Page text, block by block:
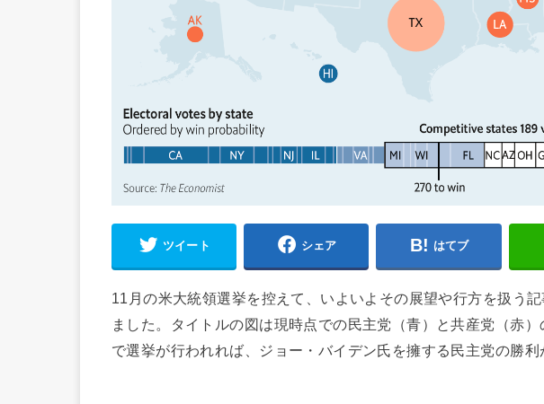
ツイート シェア はてブ
11月の米大統領選挙を控えて、いよいよその展望や行方を扱う
ました。タイトルの図は現時点での民主党（青）と共産党（赤
で選挙が行われれば、ジョー・バイデン氏を擁する民主党の勝利